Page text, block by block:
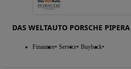
DAS WELTAUTO PORSCHE PIPERA
Finantare Service Buyback